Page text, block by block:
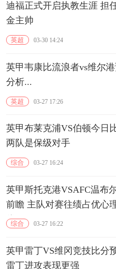
迪福正式开启执教生涯 担
金主帅
英超 03-30 14:24
英甲韦康比流浪者vs维尔港
分析...
英超 03-27 17:26
英甲布莱克浦VS伯顿今日
两队是保级对手
综合 03-27 16:24
英甲斯托克港VSAFC温布
前瞻 主队对赛往绩占优心
优综合 03-27 16:22
英甲雷丁VS维冈竞技比分
雷丁进攻表现更强